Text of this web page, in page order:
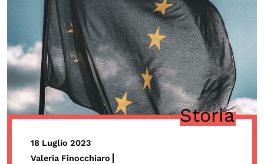
Storia
18 Luglio 2023
Valeria Finocchiaro